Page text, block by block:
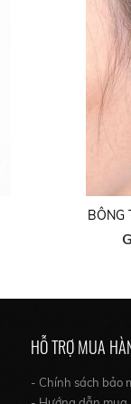
BÔNG
HỖ TRỢ MUA
- Chính sách bảo